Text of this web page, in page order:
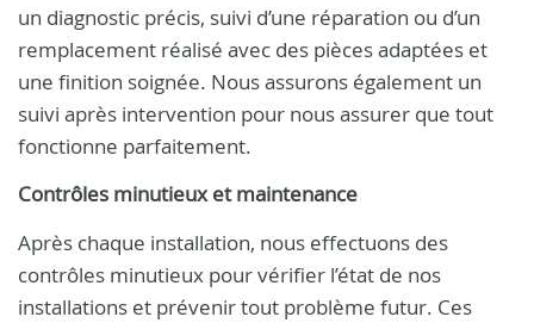
un diagnostic précis, suivi d’une réparation ou d’un
remplacement réalisé avec des pièces adaptées et
une finition soignée. Nous assurons également un
suivi après intervention pour nous assurer que tout
fonctionne parfaitement.
Contrôles minutieux et maintenance
Après chaque installation, nous effectuons des
contrôles minutieux pour vérifier l’état de nos
installations et prévenir tout problème futur. Ces